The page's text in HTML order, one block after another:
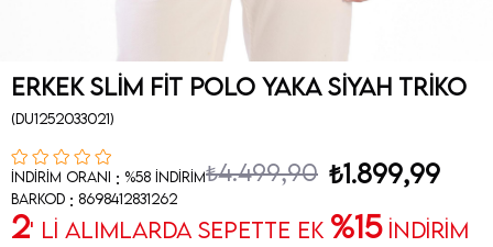
Erkek Slim Fit Polo Yaka Siyah Triko
(DU1252033021)
İndirim Oranı : %58 İndirim₺4.499,90 ₺1.899,99
Barkod : 8698412831262
2' Lİ ALIMLARDA SEPETTE EK %15İNDİRİM